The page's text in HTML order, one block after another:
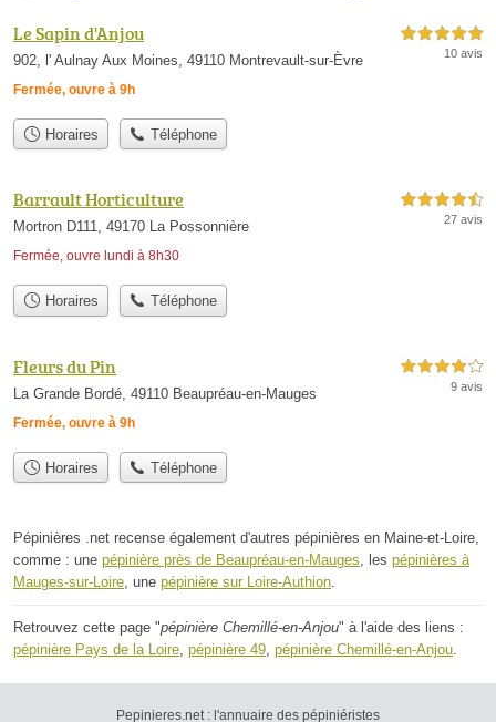
Le Sapin d'Anjou
902, l' Aulnay Aux Moines, 49110 Montrevault-sur-Èvre
Fermée, ouvre à 9h
5,0 étoiles sur 5
10 avis
Horaires Téléphone
Barrault Horticulture
Mortron D111, 49170 La Possonnière
Fermée, ouvre lundi à 8h30
4,5 étoiles sur 5
27 avis
Horaires Téléphone
Fleurs du Pin
La Grande Bordé, 49110 Beaupréau-en-Mauges
Fermée, ouvre à 9h
4,0 étoiles sur 5
9 avis
Horaires Téléphone
Pépinières .net recense également d'autres pépinières en Maine-et-Loire,
comme : une pépinière près de Beaupréau-en-Mauges , les pépinières à
Mauges-sur-Loire , une pépinière sur Loire-Authion
Retrouvez cette page "pépinière Chemillé-en-Anjou" à l'aide des liens :
pépinière Pays de la Loire pépinière 49 pépinière Chemillé-en-Anjou
Pepinieres.net : l'annuaire des pépiniéristes